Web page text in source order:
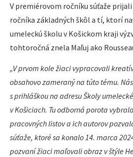
V premiérovom ročníku súťaže prijali
ročníka základných škôl a tí, ktorí
umeleckú školu v Košickom kraji
tohtoročná znela Maľuj ako
„V prvom kole žiaci vypracovali
obsahovo zameraný na túto tému.
s prihláškou na adresu Školy
v Košiciach. Tu odborná porota
pracovných listov a ich autorov
súťaže, ktoré sa konalo 14. marca
pozvaní žiaci maľovali obraz v štýle